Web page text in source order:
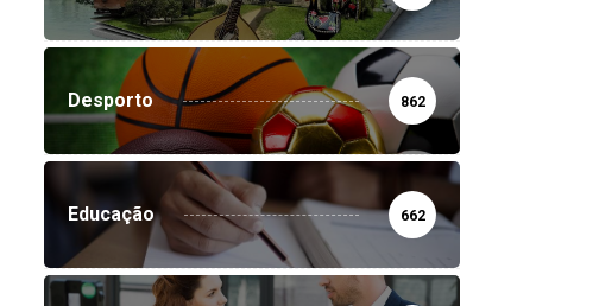
Desporto 862
Educação 662